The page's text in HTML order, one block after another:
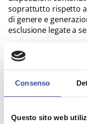
Consenso
Questo sito web
soprattutto rispetto
di genere e
esclusione legate a
Cordiali saluti,
ALLEGATI